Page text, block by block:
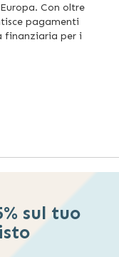
Con oltre
pagamenti
finanziaria per i
sul tuo